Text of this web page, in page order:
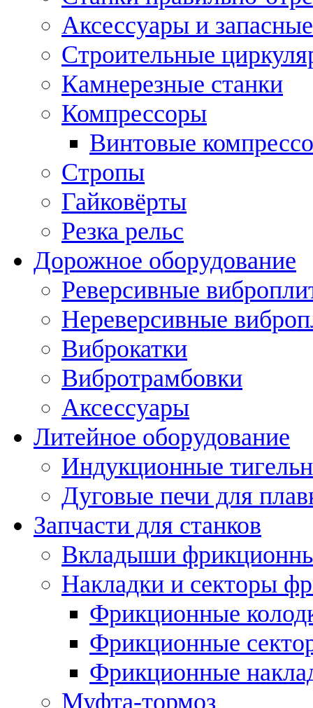
Аксессуары и
Строительные
Камнерезные станки
Компрессоры
Винтовые
Стропы
Гайковёрты
Резка рельс
Дорожное оборудование
Реверсивные
Нереверсивные
Виброкатки
Вибротрамбовки
Аксессуары
Литейное оборудование
Индукционные
Дуговые печи для
Запчасти для станков
Вкладыши
Накладки и секторы
Фрикционные
Фрикционные
Фрикционные
Муфта-тормоз